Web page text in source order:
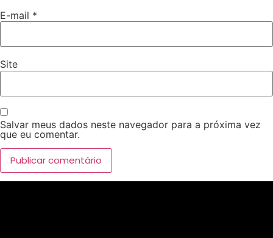
E-mail *
Site
Salvar meus dados neste navegador para a próxima vez
que eu comentar.